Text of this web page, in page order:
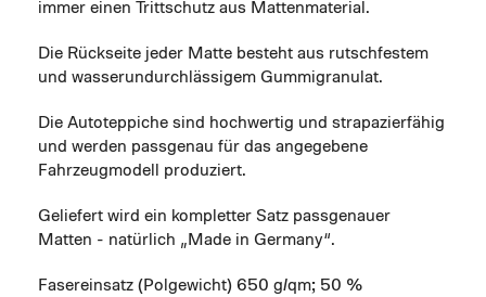
immer einen Trittschutz aus Mattenmaterial.
Die Rückseite jeder Matte besteht aus rutschfestem
und wasserundurchlässigem Gummigranulat.
Die Autoteppiche sind hochwertig und strapazierfähig
und werden passgenau für das angegebene
Fahrzeugmodell produziert.
Geliefert wird ein kompletter Satz passgenauer
Matten - natürlich „Made in Germany“.
Fasereinsatz (Polgewicht) 650 g/qm; 50 %